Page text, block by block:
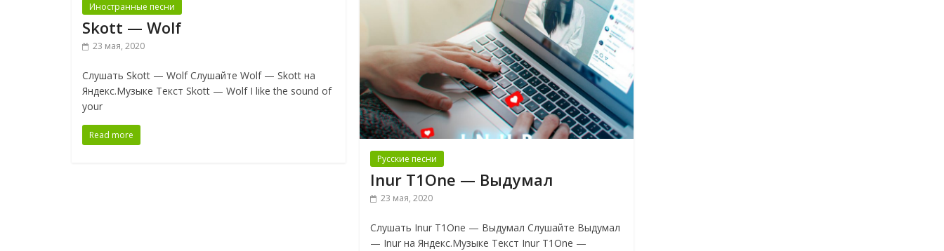
Иностранные песни
Skott — Wolf
23 мая, 2020
Слушать Skott — Wolf Слушайте Wolf — Skott на
Яндекс.Музыке Текст Skott — Wolf I like the sound of
your
Read more
Русские песни
Inur T1One — Выдумал
23 мая, 2020
Слушать Inur T1One — Выдумал Слушайте Выдумал
— Inur на Яндекс.Музыке Текст Inur T1One —